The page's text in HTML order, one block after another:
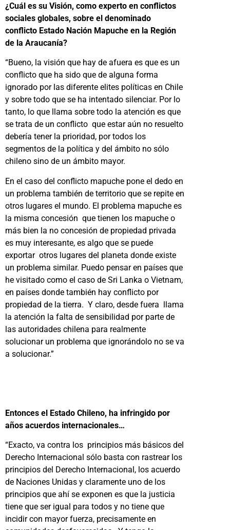
¿Cuál es su Visión, como experto en conflictos
sociales globales, sobre el denominado
conflicto Estado Nación Mapuche en la Región
de la Araucanía?
“Bueno, la visión que hay de afuera es que es un
conflicto que ha sido que de alguna forma
ignorado por las diferente elites políticas en Chile
y sobre todo que se ha intentado silenciar. Por lo
tanto, lo que llama sobre todo la atención es que
se trata de un conflicto que estar aún no resuelto
debería tener la prioridad, por todos los
segmentos de la política y del ámbito no sólo
chileno sino de un ámbito mayor.
En el caso del conflicto mapuche pone el dedo en
un problema también de territorio que se repite en
otros lugares el mundo. El problema mapuche es
la misma concesión que tienen los mapuche o
más bien la no concesión de propiedad privada
es muy interesante, es algo que se puede
exportar otros lugares del planeta donde existe
un problema similar. Puedo pensar en países que
he visitado como el caso de Sri Lanka o Vietnam,
en países donde también hay conflicto por
propiedad de la tierra. Y claro, desde fuera llama
la atención la falta de sensibilidad por parte de
las autoridades chilena para realmente
solucionar un problema que ignorándolo no se va
a solucionar.”
Entonces el Estado Chileno, ha infringido por
años acuerdos internacionales…
“Exacto, va contra los principios más básicos del
Derecho Internacional sólo basta con rastrear los
principios del Derecho Internacional, los acuerdo
de Naciones Unidas y claramente uno de los
principios que ahí se exponen es que la justicia
tiene que ser igual para todos y no tiene que
incidir con mayor fuerza, precisamente en